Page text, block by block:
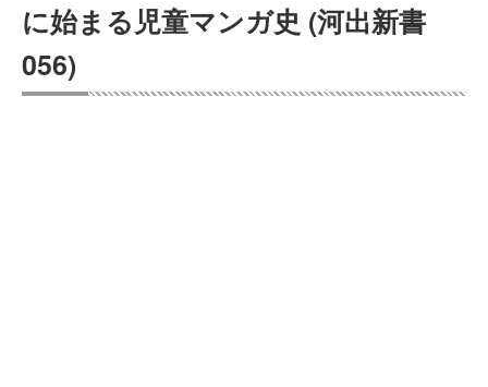
Myシェルフ
プレミアム
に始まる児童マンガ史 (河出新書
056)